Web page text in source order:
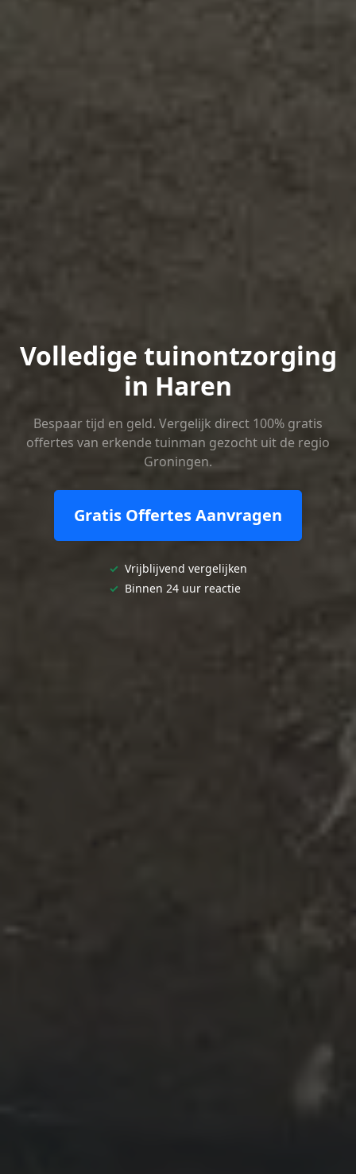
Volledige tuinontzorging
in Haren
Bespaar tijd en geld. Vergelijk direct 100% gratis
offertes van erkende tuinman gezocht uit de regio
Groningen.
Gratis Offertes Aanvragen
✓ Vrijblijvend vergelijken
✓ Binnen 24 uur reactie